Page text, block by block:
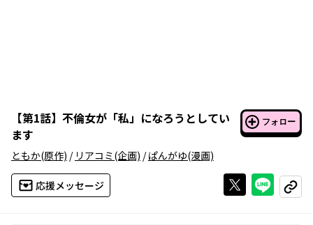
【第1話】 不倫女が「私」になろうとしてい
ます
フォロー
ともか(原作) / リアコミ(企画) /ぱんがゆ(漫画)
応援メッセージ Xで投稿する
ライン
コピー